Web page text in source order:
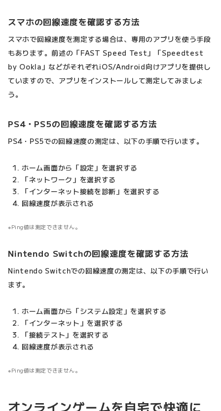
スマホの回線速度を確認する方法
スマホで回線速度を測定する場合は、専用のアプリを使う手段
もあります。前述の「FAST Speed Test」「Speedtest
by Ookla」などがそれぞれiOS/Android向けアプリを提供し
ていますので、アプリをインストールして測定してみましょ
う。
PS4・PS5の回線速度を確認する方法
PS4・PS5での回線速度の測定は、以下の手順で行います。
ホーム画面から「設定」を選択する
「ネットワーク」を選択する
「インターネット接続を診断」を選択する
回線速度が表示される
Ping値は測定できません。
Nintendo Switchの回線速度を確認する方法
Nintendo Switchでの回線速度の測定は、以下の手順で行い
ます。
ホーム画面から「システム設定」を選択する
「インターネット」を選択する
「接続テスト」を選択する
回線速度が表示される
Ping値は測定できません。
オンラインゲームを自宅で快適に